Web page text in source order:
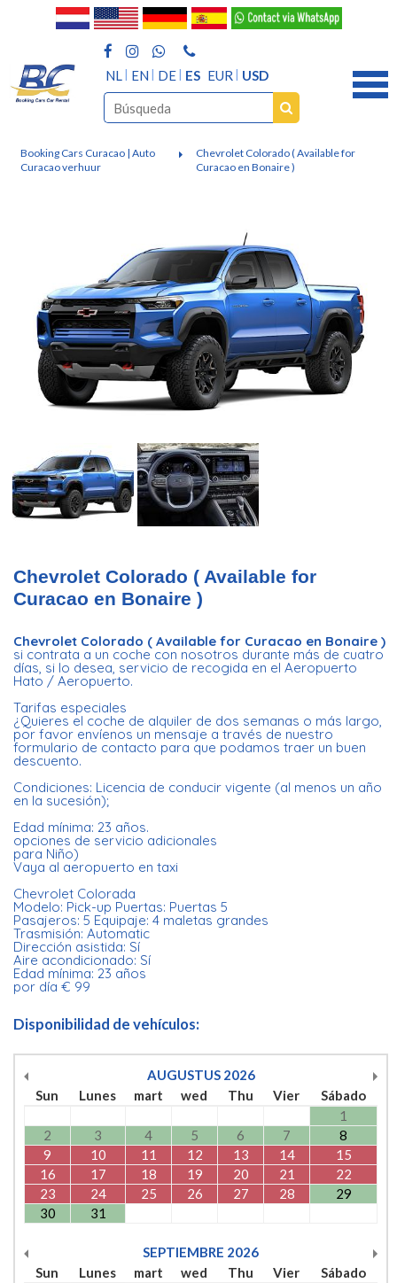
NL EN DE ES EUR USD
Booking Cars Curacao | Auto
Curacao verhuur
Chevrolet Colorado ( Available for
Curacao en Bonaire )
Chevrolet Colorado ( Available for
Curacao en Bonaire )
Chevrolet Colorado ( Available for Curacao en Bonaire )
si contrata a un coche con nosotros durante más de cuatro
días, si lo desea, servicio de recogida en el Aeropuerto
Hato / Aeropuerto.
Tarifas especiales
¿Quieres el coche de alquiler de dos semanas o más largo,
por favor envíenos un mensaje a través de nuestro
formulario de contacto para que podamos traer un buen
descuento.
Condiciones: Licencia de conducir vigente (al menos un año
en la sucesión);
Edad mínima: 23 años.
opciones de servicio adicionales
para Niño)
Vaya al aeropuerto en taxi
Chevrolet Colorada
Modelo: Pick-up Puertas: Puertas 5
Pasajeros: 5 Equipaje: 4 maletas grandes
Trasmisión: Automatic
Dirección asistida: Sí
Aire acondicionado: Sí
Edad mínima: 23 años
por día € 99
Disponibilidad de vehículos:
AUGUSTUS 2026
Sun
Lunes mart wed Thu Vier
Sábado
1
2
3 4 5 6 7
8
9
10 11 12 13 14
15
16
17 18 19 20 21
22
23
24 25 26 27 28
29
30
31
SEPTIEMBRE 2026
Sun
Lunes mart wed Thu Vier
Sábado